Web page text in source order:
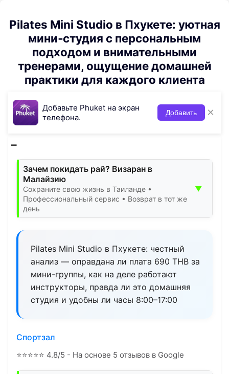
Pilates Mini Studio в Пхукете: уютная
мини‑студия с персональным
подходом и внимательными
тренерами, ощущение домашней
практики для каждого клиента
Добавьте Phuket на экран
телефона.
Добавить ×
Зачем покидать рай? Визаран в
Малайзию
Сохраните свою жизнь в Таиланде •
Профессиональный сервис • Возврат в тот же
день
▼
Pilates Mini Studio в Пхукете: честный
анализ — оправдана ли плата 690 THB за
мини-группы, как на деле работают
инструкторы, правда ли это домашняя
студия и удобны ли часы 8:00–17:00
Спортзал
⭐⭐⭐⭐⭐ 4.8/5 - На основе 5 отзывов в Google